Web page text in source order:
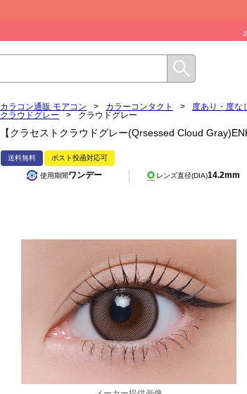
カラコン通販 モアコン > カラーコンタクト > 度あり・度な
クラウドグレー
> クラウドグレー
【クラセストクラウドグレー(Qrsessed Cloud
送料無料 ポスト投函対応可
使用期間ワンデー レンズ直径(DIA)14.2mm